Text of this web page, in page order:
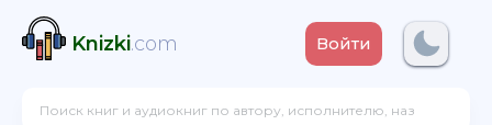
Knizki.com Войти